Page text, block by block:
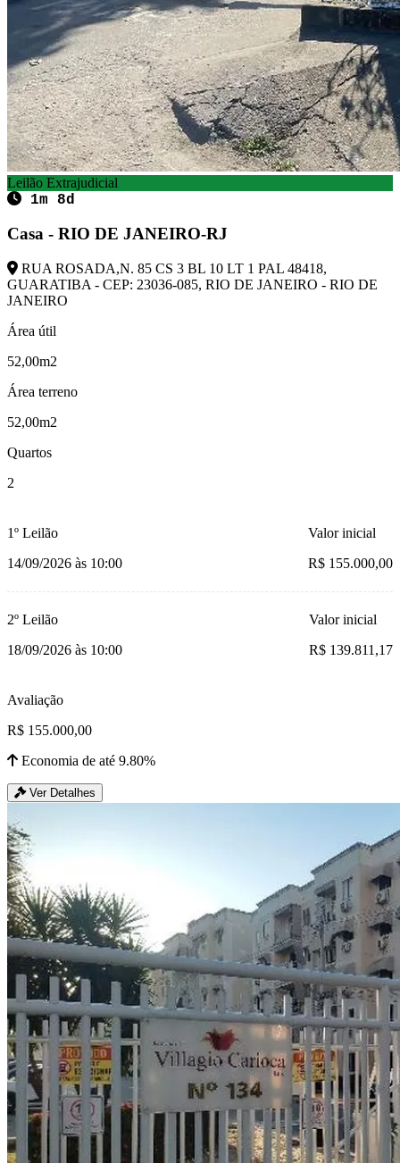
Leilão Extrajudicial
1m 8d
Casa - RIO DE JANEIRO-RJ
RUA ROSADA,N. 85 CS 3 BL 10 LT 1 PAL 48418,
GUARATIBA - CEP: 23036-085, RIO DE JANEIRO - RIO DE
JANEIRO
Área útil
52,00m2
Área terreno
52,00m2
Quartos
2
1º Leilão
14/09/2026 às 10:00
Valor inicial
R$ 155.000,00
2º Leilão
18/09/2026 às 10:00
Valor inicial
R$ 139.811,17
Avaliação
R$ 155.000,00
Economia de até 9.80%
Ver Detalhes